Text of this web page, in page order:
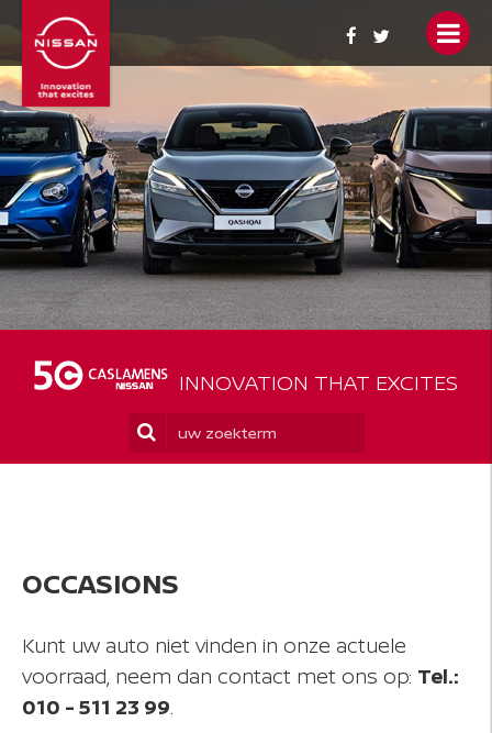
OCCASIONS
ACTIES
PERSONENWAGENS
BEDRIJFSWAGENS
NIEUWS
SERVICE INNOVATION THAT EXCITES
OCCASIONS
Kunt uw auto niet vinden in onze actuele
voorraad, neem dan contact met ons op: Tel.:
010 - 511 23 99